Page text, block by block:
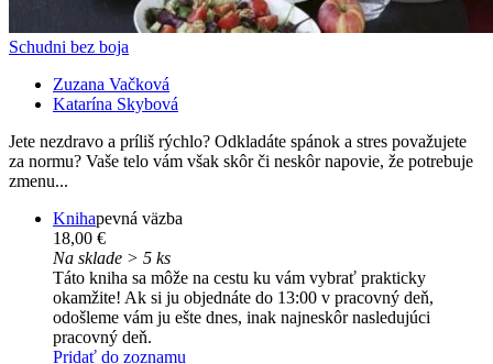
Schudni bez boja
Zuzana Vačková
Katarína Skybová
Jete nezdravo a príliš rýchlo? Odkladáte spánok a stres považujete
za normu? Vaše telo vám však skôr či neskôr napovie, že potrebuje
zmenu...
Knihapevná väzba
18,00 €
Na sklade > 5 ks
Táto kniha sa môže na cestu ku vám vybrať prakticky
okamžite! Ak si ju objednáte do 13:00 v pracovný deň,
odošleme vám ju ešte dnes, inak najneskôr nasledujúci
pracovný deň.
Pridať do zoznamu